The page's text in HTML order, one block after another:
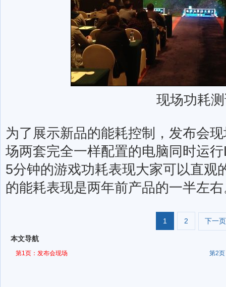
现场功耗
为了展示新品的能耗控制，发布会
场两套完全一样配置的电脑同时运
5分钟的游戏功耗表现大家可以直观
的能耗表现是两年前产品的一半左
1 2 下一页
本文导航
第1页：发布会现场 第2